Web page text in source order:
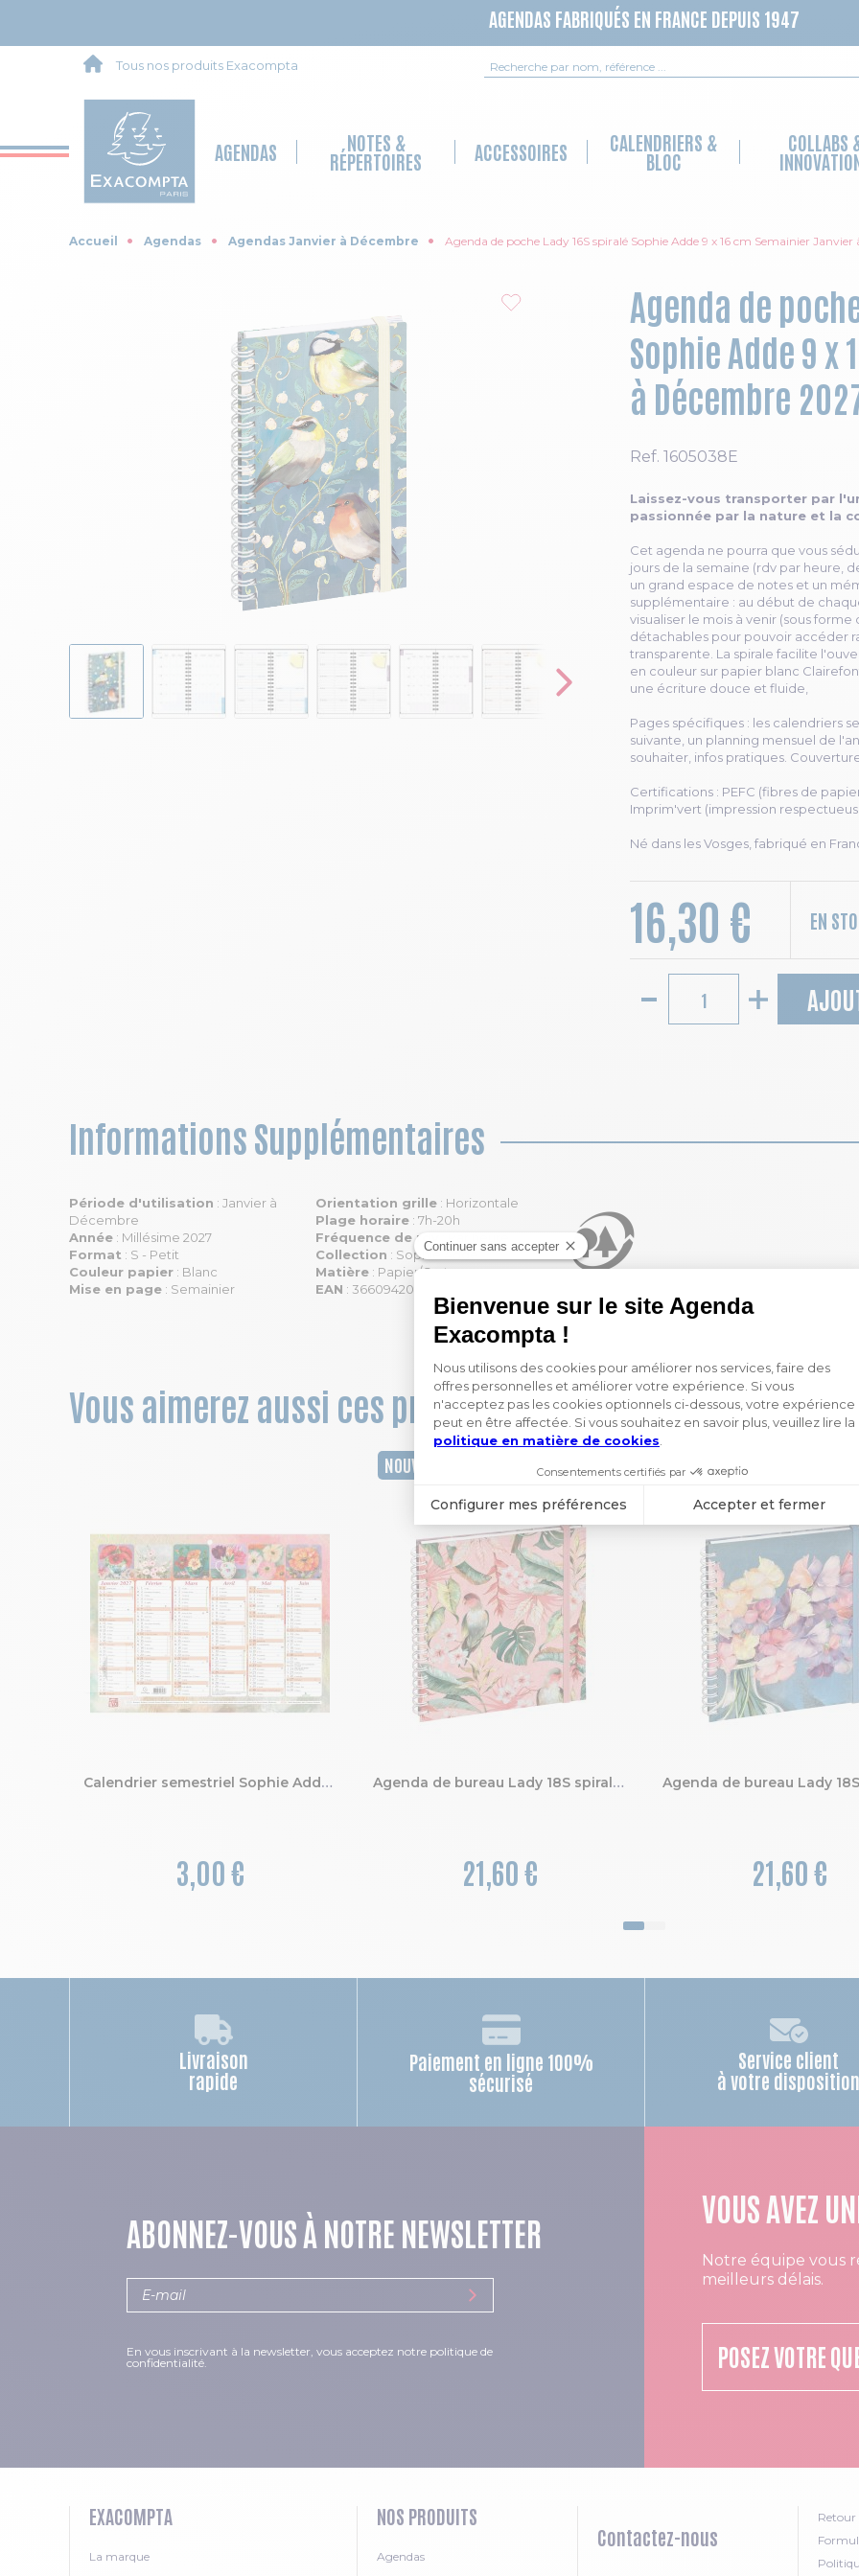
AGENDAS FABRIQUÉS EN FRANCE DEPUIS 1947
Tous nos produits Exacompta Recherche
AGENDAS NOTES &
RÉPERTOIRES ACCESSOIRES CALENDRIERS &
BLOC
COLLABS
Accueil Agendas Agendas Janvier à Décembre Agenda de poche Lady 16S spiralé Sophie Adde 9 x 16 cm Semainier
Agenda de
Sophie Adde 9 x
à Décembre
Ref. 1605038E
Laissez-vous transporter par
passionnée par la nature et la
Cet agenda ne pourra que vous
jours de la semaine (rdv par heure,
un grand espace de notes et un
supplémentaire : au début de
visualiser le mois à venir (sous
détachables pour pouvoir accéder
transparente. La spirale facilite
en couleur sur papier blanc
une écriture douce et fluide,
Pages spécifiques : les calendriers
suivante, un planning mensuel de
souhaiter, infos pratiques.
Certifications : PEFC (fibres de
Imprim'vert (impression
Né dans les Vosges, fabriqué en
16,30 € EN
Informations Supplémentaires
Période d'utilisation : Janvier à
Décembre
Année : Millésime 2027
Format : S - Petit
Couleur papier : Blanc
Mise en page : Semainier
Orientation grille : Horizontale
Plage horaire : 7h-20h
Fréquence de rdv
Collection : Sophie Adde
Matière : Papier/Carton
EAN : 3660942088282
Vous aimerez aussi ces produits de la collection Sophie
Calendrier semestriel Sophie Adde avec illustrations 29,5 x 22 cm Semestriel 2027
3,00 €
Agenda de bureau Lady 18S spiralé Sophie Adde 15 x 17 cm Semainier Janvier à Décembre 2027 Oiseaux
21,60 €
NOUVEAU
21,60 €
Livraison
rapide
Paiement en ligne 100%
sécurisé
Service client
à votre disposition
ABONNEZ-VOUS À NOTRE NEWSLETTER
En vous inscrivant à la newsletter, vous acceptez notre politique de
confidentialité.
VOUS AVEZ
Notre équipe vous
meilleurs délais.
POSEZ VOTRE
EXACOMPTA
La marque
NOS PRODUITS
Agendas
Contactez-nous
Retour